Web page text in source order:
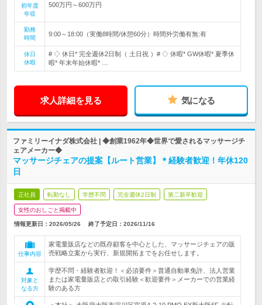
初年度
年収
500万円～600万円
勤務
時間
9:00～18:00（実働8時間/休憩60分）時間外労働有無:有
休日
休暇
# ◇ 休日* 完全週休2日制（ 土日祝 ）# ◇ 休暇* GW休暇* 夏季休
暇* 年末年始休暇* …
求人詳細を見る 気になる
ファミリーイナダ株式会社 | ◆創業1962年◆世界で愛されるマッサージチ
ェアメーカー◆
マッサージチェアの提案【ルート営業】＊経験者歓迎！年休120
日
正社員 転勤なし 学歴不問 完全週休2日制 第二新卒歓迎
女性のおしごと掲載中
情報更新日：2026/05/26 終了予定日： 2026/11/16
仕事内容
家電量販店などの既存顧客を中心とした、マッサージチェアの販
売戦略立案から実行、新規開拓までをお任せします。
対象と
なる方
学歴不問・経験者歓迎！＜必須要件＞普通自動車免許、法人営業
または家電量販店との取引経験＜歓迎要件＞メーカーでの営業経
験のある方